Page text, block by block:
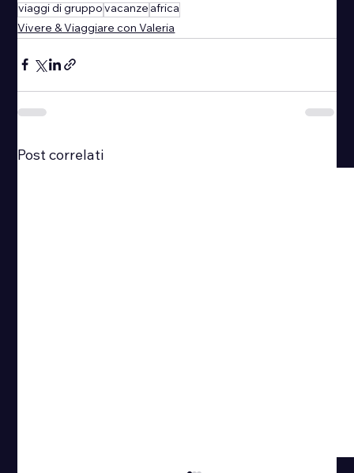
viaggi di gruppo vacanze africa
Vivere & Viaggiare con Valeria
Post correlati